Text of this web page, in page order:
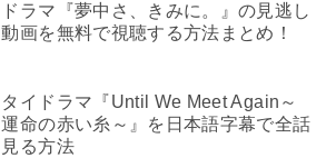
ドラマ『夢中さ、きみに。』の見逃し
動画を無料で視聴する方法まとめ！
タイドラマ『Until We Meet Again～
運命の赤い糸～』を日本語字幕で全話
見る方法